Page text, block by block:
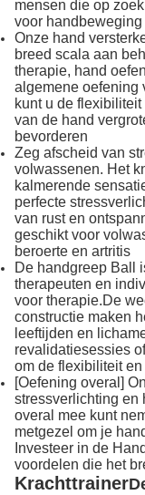
mensen die op
voor
Onze hand
breed scala aan
therapie, hand
algemene oefening
kunt u de
van de hand
bevorderen
Zeg afscheid van
volwassenen. Het
kalmerende
perfecte
van rust en
geschikt voor
beroerte en artritis
De handgreep Ball
therapeuten en
voor therapie.De
constructie maken
leeftijden en
revalidatiesessies
om de flexibiliteit
[Oefening overal]
stressverlichting en
overal mee kunt
metgezel om je
Investeer in de
voordelen die het
Krachttrainer